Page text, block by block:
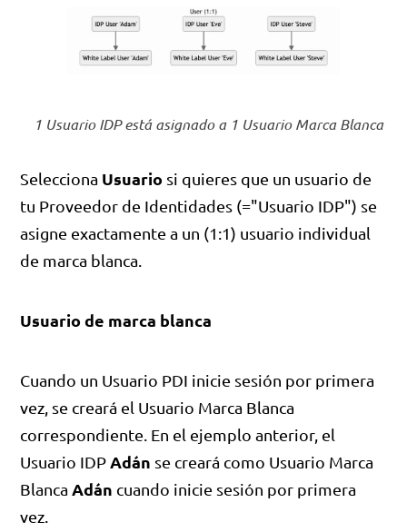
1 Usuario IDP está asignado a 1 Usuario Marca Blanca
Selecciona Usuario si quieres que un usuario de
tu Proveedor de Identidades (="Usuario IDP") se
asigne exactamente a un (1:1) usuario individual
de marca blanca.
Usuario de marca blanca
Cuando un Usuario PDI inicie sesión por primera
vez, se creará el Usuario Marca Blanca
correspondiente. En el ejemplo anterior, el
Usuario IDP Adán se creará como Usuario Marca
Blanca Adán cuando inicie sesión por primera
vez.